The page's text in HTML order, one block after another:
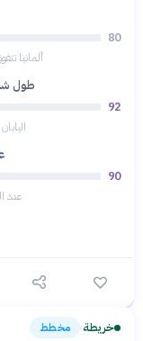
80
ألمانيا
طول
92
90
عدد
خريطة› مخطط